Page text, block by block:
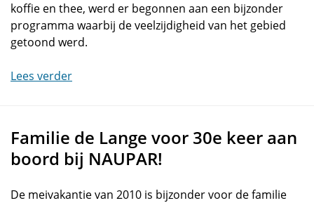
koffie en thee, werd er begonnen aan een bijzonder
programma waarbij de veelzijdigheid van het gebied
getoond werd.
Lees verder
Familie de Lange voor 30e keer aan
boord bij NAUPAR!
De meivakantie van 2010 is bijzonder voor de familie